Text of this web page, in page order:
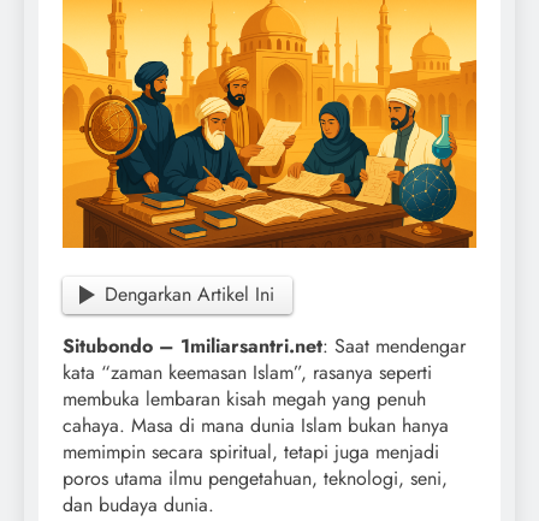
Dengarkan Artikel Ini
Situbondo – 1miliarsantri.net: Saat mendengar
kata “zaman keemasan Islam”, rasanya seperti
membuka lembaran kisah megah yang penuh
cahaya. Masa di mana dunia Islam bukan hanya
memimpin secara spiritual, tetapi juga menjadi
poros utama ilmu pengetahuan, teknologi, seni,
dan budaya dunia.